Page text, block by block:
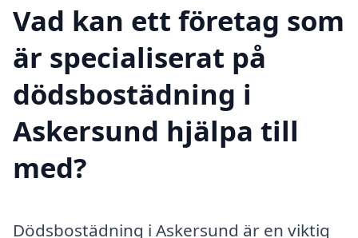
Vad kan ett företag som
är specialiserat på
dödsbostädning i
Askersund hjälpa till
med?
Dödsbostädning i Askersund är en viktig